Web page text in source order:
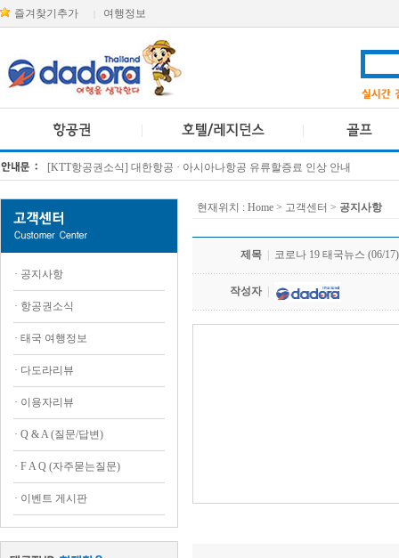
즐겨찾기추가 여행정보
[KTT항공권소식] 대한항공 · 아시아나항공 유류할증료 인상 안내
· 공지사항
· 항공권소식
· 태국 여행정보
· 다도라리뷰
· 이용자리뷰
· Q & A (질문/답변)
· F A Q (자주묻는질문)
· 이벤트 게시판
현재위치 : Home > 고객센터 > 공지사항
제목 코로나 19 태국뉴스 (06/17)
작성자